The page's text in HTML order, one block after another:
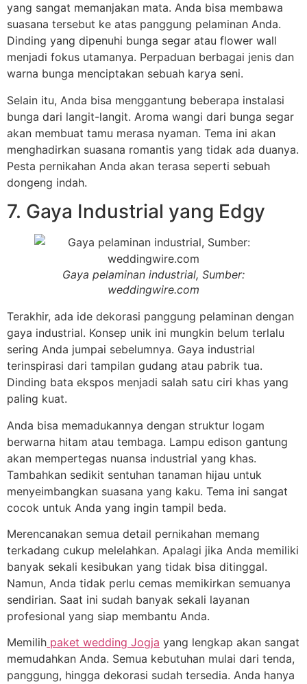
yang sangat memanjakan mata. Anda bisa membawa
suasana tersebut ke atas panggung pelaminan Anda.
Dinding yang dipenuhi bunga segar atau flower wall
menjadi fokus utamanya. Perpaduan berbagai jenis dan
warna bunga menciptakan sebuah karya seni.
Selain itu, Anda bisa menggantung beberapa instalasi
bunga dari langit-langit. Aroma wangi dari bunga segar
akan membuat tamu merasa nyaman. Tema ini akan
menghadirkan suasana romantis yang tidak ada duanya.
Pesta pernikahan Anda akan terasa seperti sebuah
dongeng indah.
7. Gaya Industrial yang Edgy
Gaya pelaminan industrial, Sumber:
weddingwire.com
Terakhir, ada ide dekorasi panggung pelaminan dengan
gaya industrial. Konsep unik ini mungkin belum terlalu
sering Anda jumpai sebelumnya. Gaya industrial
terinspirasi dari tampilan gudang atau pabrik tua.
Dinding bata ekspos menjadi salah satu ciri khas yang
paling kuat.
Anda bisa memadukannya dengan struktur logam
berwarna hitam atau tembaga. Lampu edison gantung
akan mempertegas nuansa industrial yang khas.
Tambahkan sedikit sentuhan tanaman hijau untuk
menyeimbangkan suasana yang kaku. Tema ini sangat
cocok untuk Anda yang ingin tampil beda.
Merencanakan semua detail pernikahan memang
terkadang cukup melelahkan. Apalagi jika Anda memiliki
banyak sekali kesibukan yang tidak bisa ditinggal.
Namun, Anda tidak perlu cemas memikirkan semuanya
sendirian. Saat ini sudah banyak sekali layanan
profesional yang siap membantu Anda.
Memilih paket wedding Jogja yang lengkap akan sangat
memudahkan Anda. Semua kebutuhan mulai dari tenda,
panggung, hingga dekorasi sudah tersedia. Anda hanya